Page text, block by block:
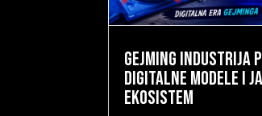
Gejming industrija
digitalne modele i
ekosistem